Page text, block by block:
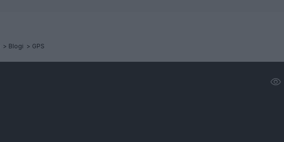
Blogi GPS